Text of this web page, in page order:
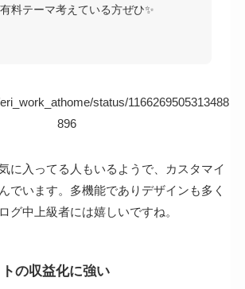
料テーマ考えている方ぜひ✨
status/1166269505313488
896
に入ってる人もいるようで、カスタマイ
でいます。多機能でありデザインも多く
グ中上級者には嬉しいですね。
の収益化に強い